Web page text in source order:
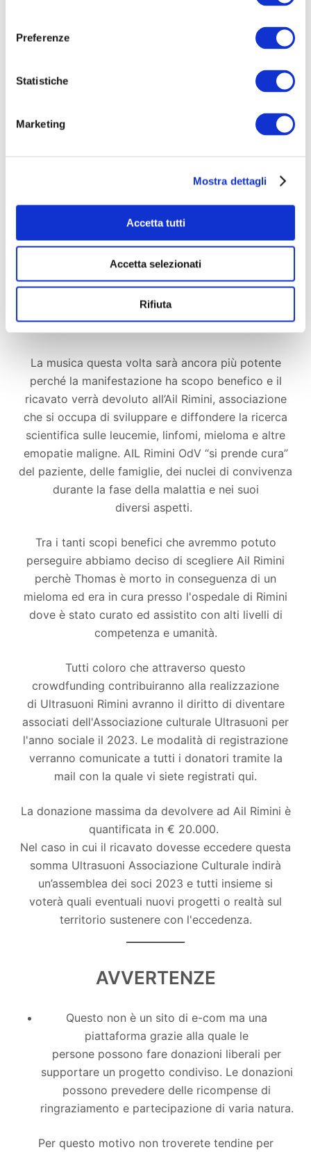
Preferenze
Statistiche
Marketing
Mostra dettagli
Accetta tutti
Accetta selezionati
Rifiuta
due eventi vi verranno inviate alla mail con la quale
state sintonizzati e vi faremo sapere anche le
ricavato sarà devoluto ad
La musica questa volta sarà ancora più potente
perché la manifestazione ha scopo benefico e il
ricavato verrà devoluto all’Ail Rimini, associazione
che si occupa di sviluppare e diffondere la ricerca
scientifica sulle leucemie, linfomi, mieloma e altre
emopatie maligne. AIL Rimini OdV “si prende cura”
del paziente, delle famiglie, dei nuclei di convivenza
durante la fase della malattia e nei suoi
diversi aspetti.
Tra i tanti scopi benefici che avremmo potuto
perseguire abbiamo deciso di scegliere Ail Rimini
perchè Thomas è morto in conseguenza di un
mieloma ed era in cura presso l'ospedale di Rimini
dove è stato curato ed assistito con alti livelli di
competenza e umanità.
Tutti coloro che attraverso questo
crowdfunding contribuiranno alla realizzazione
di Ultrasuoni Rimini avranno il diritto di diventare
associati dell'Associazione culturale Ultrasuoni per
l'anno sociale il 2023. Le modalità di registrazione
verranno comunicate a tutti i donatori tramite la
mail con la quale vi siete registrati qui.
La donazione massima da devolvere ad Ail Rimini è
quantificata in € 20.000.
Nel caso in cui il ricavato dovesse eccedere questa
somma Ultrasuoni Associazione Culturale indirà
un’assemblea dei soci 2023 e tutti insieme si
voterà quali eventuali nuovi progetti o realtà sul
territorio sustenere con l'eccedenza.
AVVERTENZE
Questo non è un sito di e-com ma una
piattaforma grazie alla quale le
persone possono fare donazioni liberali per
supportare un progetto condiviso. Le donazioni
possono prevedere delle ricompense di
ringraziamento e partecipazione di varia natura.
Per questo motivo non troverete tendine per